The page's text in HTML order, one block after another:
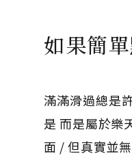
如果簡
滿滿滑過總是
是 而是屬於樂
面 / 但真實並